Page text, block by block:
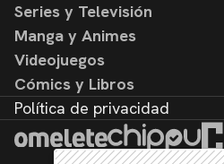
Noticias
Reseñas
Series y Televisión
Noticias
Reseñas
Manga y Animes
Noticias
Reseñas
Videojuegos
Noticias
Reseñas
Cómics y Libros
Noticias
Reseñas
Política de privacidad